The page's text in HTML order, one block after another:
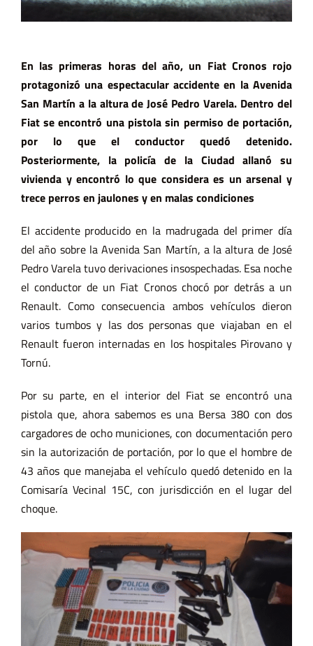
En las primeras horas del año, un Fiat Cronos rojo
protagonizó una espectacular accidente en la Avenida
San Martín a la altura de José Pedro Varela. Dentro del
Fiat se encontró una pistola sin permiso de portación,
por lo que el conductor quedó detenido.
Posteriormente, la policía de la Ciudad allanó su
vivienda y encontró lo que considera es un arsenal y
trece perros en jaulones y en malas condiciones
El accidente producido en la madrugada del primer día
del año sobre la Avenida San Martín, a la altura de José
Pedro Varela tuvo derivaciones insospechadas. Esa noche
el conductor de un Fiat Cronos chocó por detrás a un
Renault. Como consecuencia ambos vehículos dieron
varios tumbos y las dos personas que viajaban en el
Renault fueron internadas en los hospitales Pirovano y
Tornú.
Por su parte, en el interior del Fiat se encontró una
pistola que, ahora sabemos es una Bersa 380 con dos
cargadores de ocho municiones, con documentación pero
sin la autorización de portación, por lo que el hombre de
43 años que manejaba el vehículo quedó detenido en la
Comisaría Vecinal 15C, con jurisdicción en el lugar del
choque.